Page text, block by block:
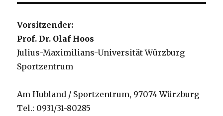
Vorsitzender:
Prof. Dr. Olaf Hoos
Julius-Maximilians-Universität Würzburg
Sportzentrum
Am Hubland / Sportzentrum, 97074 Würzburg
Tel.: 0931/31-80285